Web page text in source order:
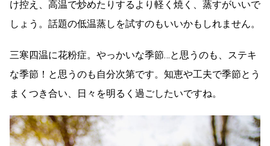
け控え、高温で炒めたりするより軽く焼く、蒸すがいいで
しょう。話題の低温蒸しを試すのもいいかもしれません。
三寒四温に花粉症。やっかいな季節…と思うのも、ステキ
な季節！と思うのも自分次第です。知恵や工夫で季節とう
まくつき合い、日々を明るく過ごしたいですね。